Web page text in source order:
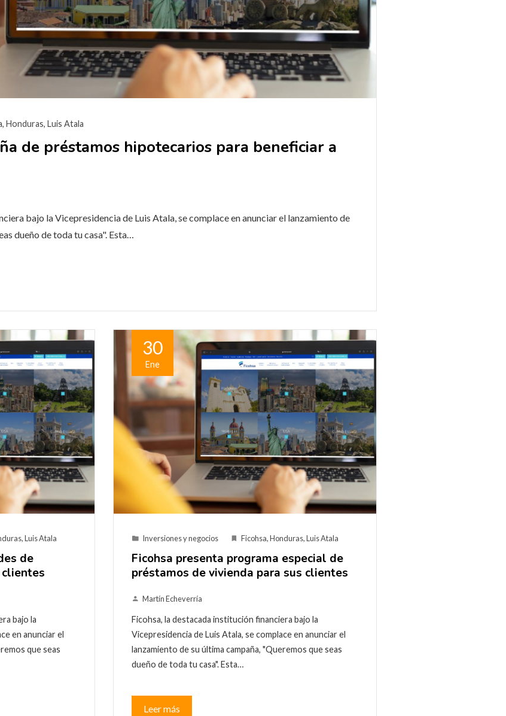
, Honduras, Luis Atala
de préstamos hipotecarios para beneficiar a
bajo la Vicepresidencia de Luis Atala, se complace en anunciar el lanzamiento de
dueño de toda tu casa". Esta…
,Luis Atala
de
bajo la
en anunciar el
que seas
30
Ene
Inversiones y negocios Ficohsa,Honduras,Luis Atala
Ficohsa presenta programa especial de
préstamos de vivienda para sus clientes
Martín Echeverría
Ficohsa, la destacada institución financiera bajo la
Vicepresidencia de Luis Atala, se complace en anunciar el
lanzamiento de su última campaña, "Queremos que seas
dueño de toda tu casa". Esta…
Leer más